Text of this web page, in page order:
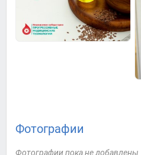
Фотографии
Фотографии пока не добавлены